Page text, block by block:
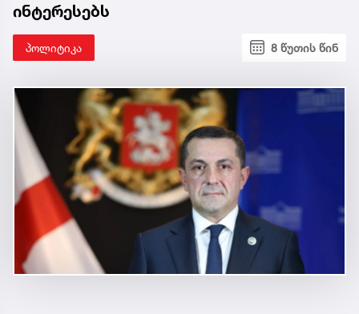
ინტერესებს
პოლიტიკა 8 წუთის წინ